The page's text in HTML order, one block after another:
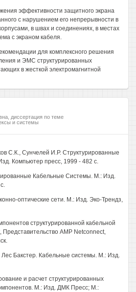
эффективности защитного экрана
с нарушением его непрерывности в
в швах и соединениях, в местах
с экраном кабеля.
для комплексного решения
и ЭМС структурированных
в жесткой электромагнитной
диссертация по теме
и системы
С.К., Сунчелей И.Р. Структурированные
Компьютер пресс, 1999 - 482 с.
Кабельные Системы. М.: Изд.
оптические сети. М.: Изд. Эко-Трендз,
структурированной кабельной
AMP Netconnect,
Бакстер. Кабельные системы. М.: Изд.
и расчет структурированных
М.: Изд. ДМК Пресс; М.: